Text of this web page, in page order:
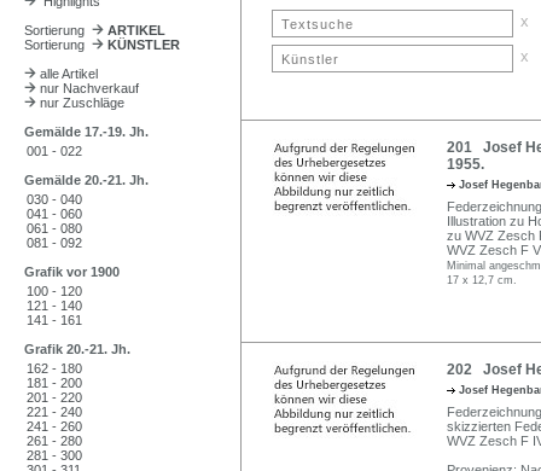
Sortierung
ARTIKEL
Sortierung
KÜNSTLER
alle Artikel
nur Nachverkauf
nur Zuschläge
Gemälde 17.-19. Jh.
001 - 022
Gemälde 20.-21. Jh.
030 - 040
041 - 060
061 - 080
081 - 092
Grafik vor 1900
100 - 120
121 - 140
141 - 161
Grafik 20.-21. Jh.
162 - 180
181 - 200
201 - 220
221 - 240
241 - 260
261 - 280
281 - 300
x
x
201 Josef
1955.
Josef
Illustration zu
zu WVZ Zesch
WVZ Zesch F
Minimal
17 x 12,7 cm.
202 Josef
Josef
skizzierten
WVZ Zesch F